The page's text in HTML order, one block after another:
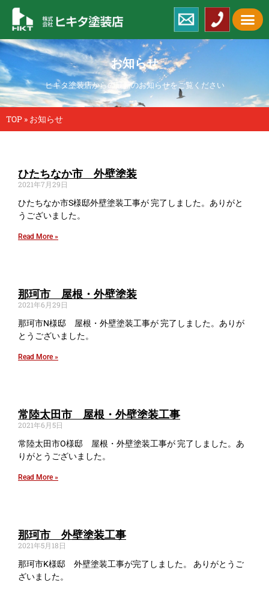
お知らせ
ヒキタ塗装店からの最新のお知らせをご覧ください
TOP » お知らせ
ひたちなか市 外壁塗装
2021年7月29日
ひたちなか市S様邸外壁塗装工事が 完了しました。ありがと
うございました。
Read More »
那珂市 屋根・外壁塗装
2021年6月29日
那珂市N様邸 屋根・外壁塗装工事が 完了しました。ありが
とうございました。
Read More »
常陸太田市 屋根・外壁塗装工事
2021年6月5日
常陸太田市O様邸 屋根・外壁塗装工事が 完了しました。あ
りがとうございました。
Read More »
那珂市 外壁塗装工事
2021年5月18日
那珂市K様邸 外壁塗装工事が完了しました。 ありがとうご
ざいました。